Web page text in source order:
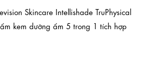
Skincare Intellishade TruPhysical
kem dưỡng ẩm 5 trong 1 tích hợp